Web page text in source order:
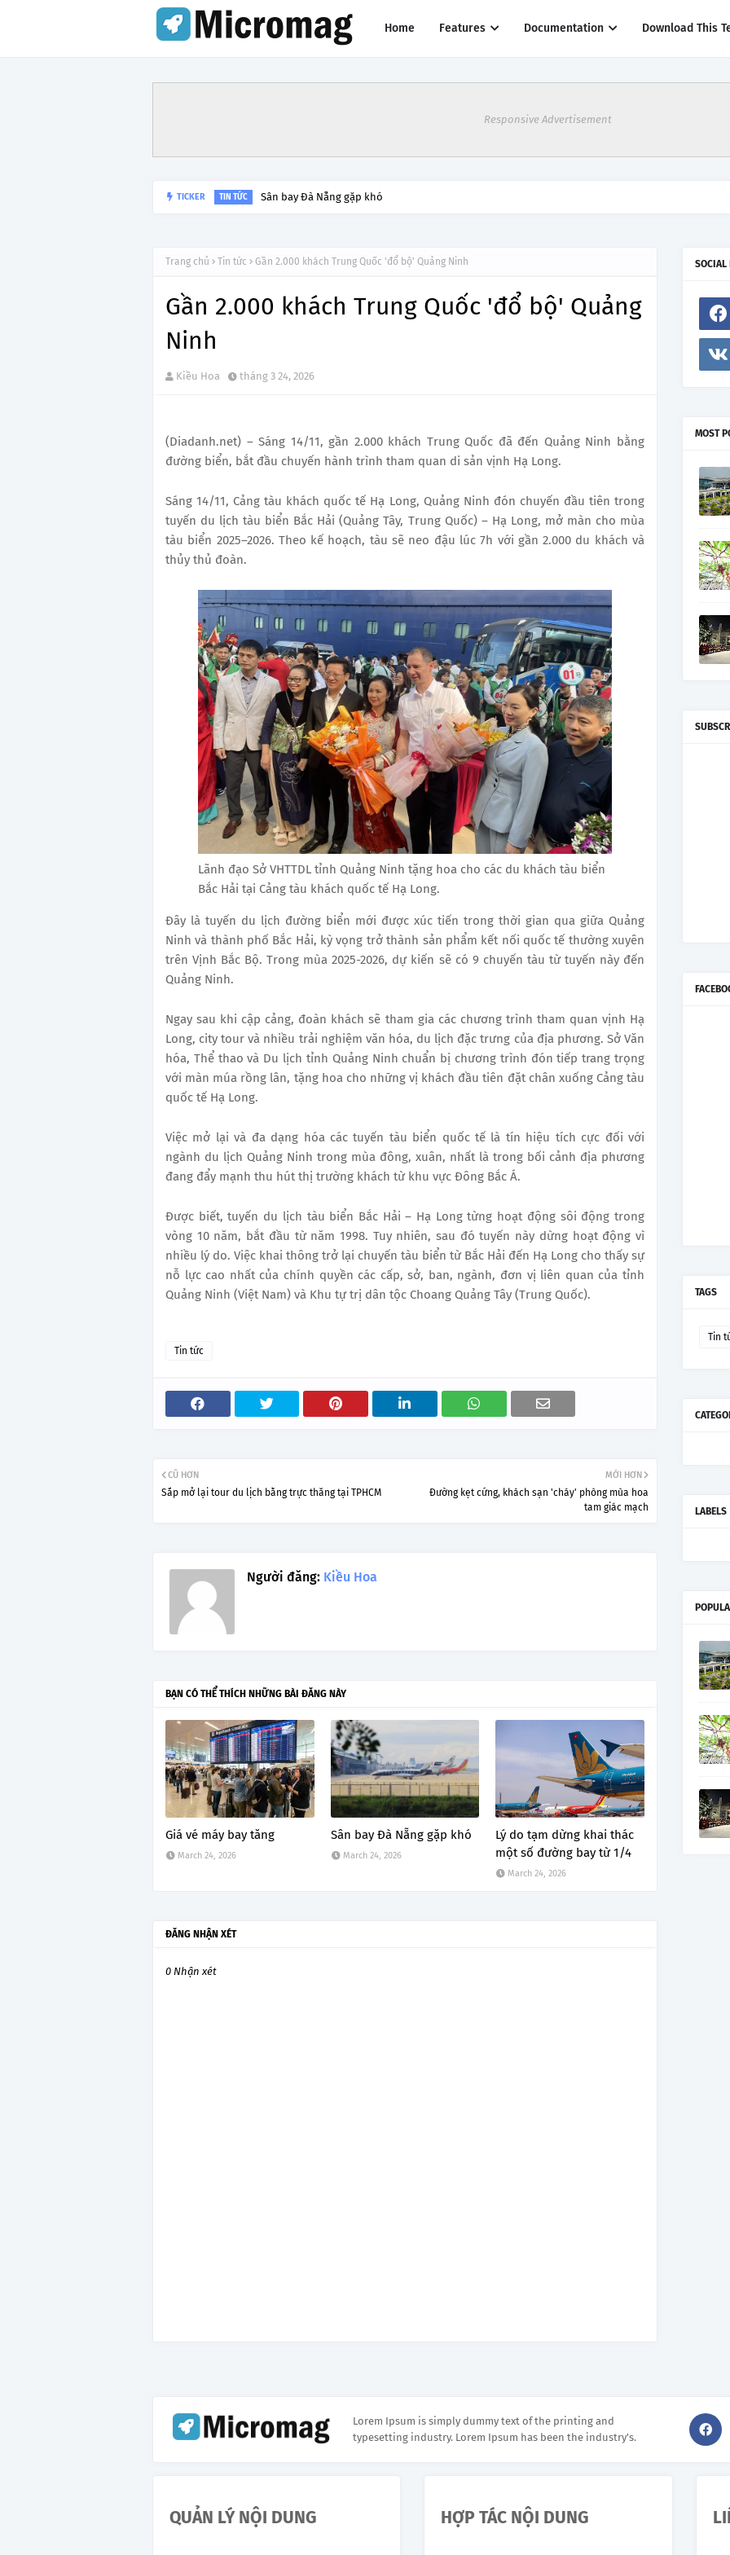
Home Features Documentation Download This
Responsive Advertisement
TICKER TIN TỨC Sân bay Đà Nẵng gặp khó
Trang chủ Tin tức Gần 2.000 khách Trung Quốc 'đổ bộ' Quảng Ninh
Gần 2.000 khách Trung Quốc 'đổ bộ' Quảng
Ninh
Kiều Hoa tháng 3 24, 2026
(Diadanh.net) – Sáng 14/11, gần 2.000 khách Trung Quốc đã đến Quảng Ninh bằng
đường biển, bắt đầu chuyến hành trình tham quan di sản vịnh Hạ Long.
Sáng 14/11, Cảng tàu khách quốc tế Hạ Long, Quảng Ninh đón chuyến đầu tiên trong
tuyến du lịch tàu biển Bắc Hải (Quảng Tây, Trung Quốc) – Hạ Long, mở màn cho mùa
tàu biển 2025–2026. Theo kế hoạch, tàu sẽ neo đậu lúc 7h với gần 2.000 du khách và
thủy thủ đoàn.
Lãnh đạo Sở VHTTDL tỉnh Quảng Ninh tặng hoa cho các du khách tàu biển
Bắc Hải tại Cảng tàu khách quốc tế Hạ Long.
Đây là tuyến du lịch đường biển mới được xúc tiến trong thời gian qua giữa Quảng
Ninh và thành phố Bắc Hải, kỳ vọng trở thành sản phẩm kết nối quốc tế thường xuyên
trên Vịnh Bắc Bộ. Trong mùa 2025-2026, dự kiến sẽ có 9 chuyến tàu từ tuyến này đến
Quảng Ninh.
Ngay sau khi cập cảng, đoàn khách sẽ tham gia các chương trình tham quan vịnh Hạ
Long, city tour và nhiều trải nghiệm văn hóa, du lịch đặc trưng của địa phương. Sở Văn
hóa, Thể thao và Du lịch tỉnh Quảng Ninh chuẩn bị chương trình đón tiếp trang trọng
với màn múa rồng lân, tặng hoa cho những vị khách đầu tiên đặt chân xuống Cảng tàu
quốc tế Hạ Long.
Việc mở lại và đa dạng hóa các tuyến tàu biển quốc tế là tín hiệu tích cực đối với
ngành du lịch Quảng Ninh trong mùa đông, xuân, nhất là trong bối cảnh địa phương
đang đẩy mạnh thu hút thị trường khách từ khu vực Đông Bắc Á.
Được biết, tuyến du lịch tàu biển Bắc Hải – Hạ Long từng hoạt động sôi động trong
vòng 10 năm, bắt đầu từ năm 1998. Tuy nhiên, sau đó tuyến này dừng hoạt động vì
nhiều lý do. Việc khai thông trở lại chuyến tàu biển từ Bắc Hải đến Hạ Long cho thấy sự
nỗ lực cao nhất của chính quyền các cấp, sở, ban, ngành, đơn vị liên quan của tỉnh
Quảng Ninh (Việt Nam) và Khu tự trị dân tộc Choang Quảng Tây (Trung Quốc).
Tin tức
MỚI HƠN
Đường kẹt cứng, khách sạn 'cháy' phòng mùa hoa
tam giác mạch
CŨ HƠN
Sắp mở lại tour du lịch bằng trực thăng tại TPHCM
Người đăng: Kiều Hoa
BẠN CÓ THỂ THÍCH NHỮNG BÀI ĐĂNG NÀY
Giá vé máy bay tăng
March 24, 2026
Sân bay Đà Nẵng gặp khó
March 24, 2026
Lý do tạm dừng khai thác
một số đường bay từ 1/4
March 24, 2026
ĐĂNG NHẬN XÉT
0 Nhận xét
SOCIAL
MOST
TAGS
Tin
LABELS
Lorem Ipsum is simply dummy text of the printing and
typesetting industry. Lorem Ipsum has been the industry's.
QUẢN LÝ NỘI DUNG HỢP TÁC NỘI DUNG